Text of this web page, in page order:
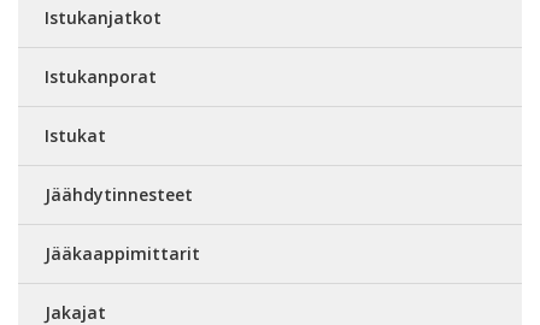
Istukanjatkot
Istukanporat
Istukat
Jäähdytinnesteet
Jääkaappimittarit
Jakajat